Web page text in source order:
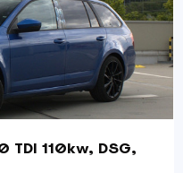
110kw, DSG,